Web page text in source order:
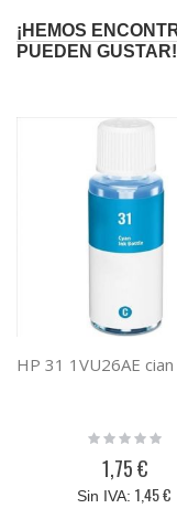
¡HEMOS
PUEDEN GUSTAR!
Rating:
1,75 €
1,45 €